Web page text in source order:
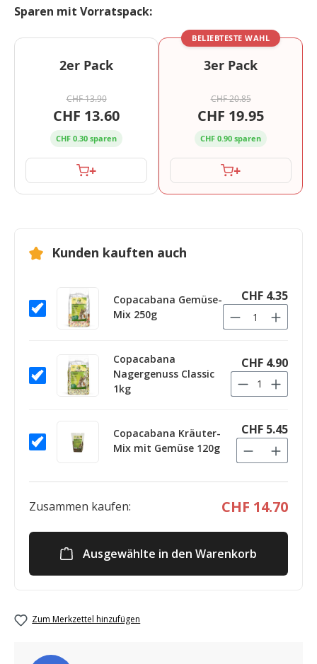
Sparen mit Vorratspack:
2er Pack
CHF 13.90
CHF 13.60
CHF 0.30 sparen
+
BELIEBTESTE WAHL
3er Pack
CHF 20.85
CHF 19.95
CHF 0.90 sparen
+
Kunden kauften auch
Copacabana Gemüse-
Mix 250g
CHF 4.35
Copacabana
Nagergenuss Classic
1kg
CHF 4.90
Copacabana Kräuter-
Mix mit Gemüse 120g
CHF 5.45
Zusammen kaufen: CHF 14.70
Ausgewählte in den Warenkorb
Zum Merkzettel hinzufügen